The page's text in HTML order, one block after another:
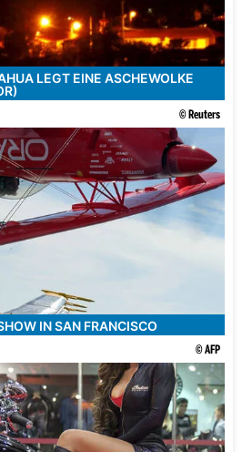
LEGT EINE ASCHEWOLKE
© Reuters
IN SAN FRANCISCO
© AFP